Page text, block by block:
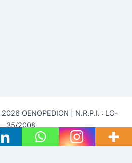
OENOPEDION | N.R.P.I. : LO-
35/2008.